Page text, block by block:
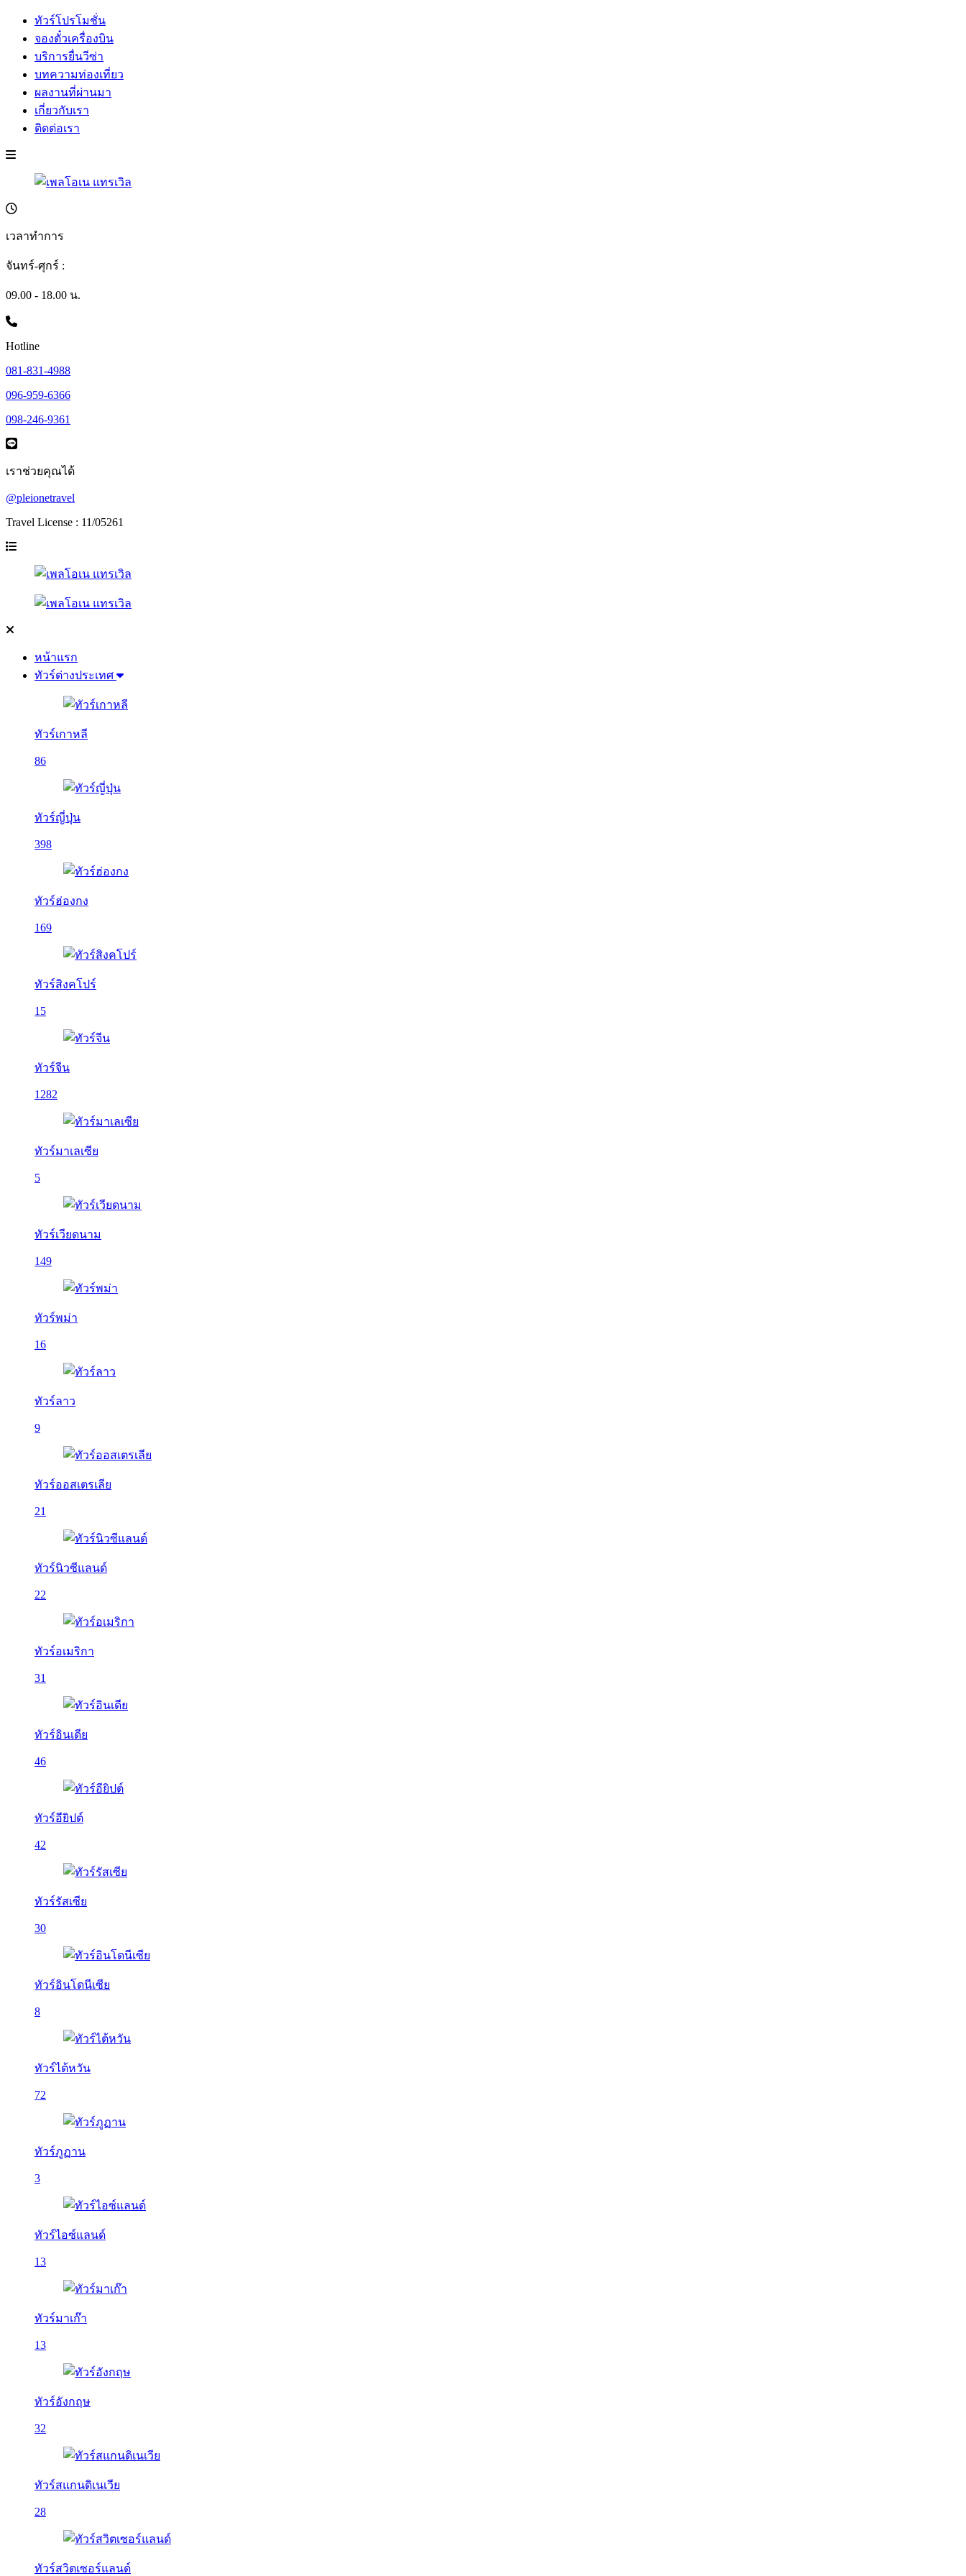
ทัวร์โปรโมชั่น
จองตั๋วเครื่องบิน
บริการยื่นวีซ่า
บทความท่องเที่ยว
ผลงานที่ผ่านมา
เกี่ยวกับเรา
ติดต่อเรา
เวลาทำการ
จันทร์-ศุกร์ :
09.00 - 18.00 น.
Hotline
081-831-4988
096-959-6366
098-246-9361
เราช่วยคุณได้
@pleionetravel
Travel License : 11/05261
หน้าแรก
ทัวร์ต่างประเทศ
ทัวร์เกาหลี
86
ทัวร์ญี่ปุ่น
398
ทัวร์ฮ่องกง
169
ทัวร์สิงคโปร์
15
ทัวร์จีน
1282
ทัวร์มาเลเซีย
5
ทัวร์เวียดนาม
149
ทัวร์พม่า
16
ทัวร์ลาว
9
ทัวร์ออสเตรเลีย
21
ทัวร์นิวซีแลนด์
22
ทัวร์อเมริกา
31
ทัวร์อินเดีย
46
ทัวร์อียิปต์
42
ทัวร์รัสเซีย
30
ทัวร์อินโดนีเซีย
8
ทัวร์ไต้หวัน
72
ทัวร์ภูฏาน
3
ทัวร์ไอซ์แลนด์
13
ทัวร์มาเก๊า
13
ทัวร์อังกฤษ
32
ทัวร์สแกนดิเนเวีย
28
ทัวร์สวิตเซอร์แลนด์